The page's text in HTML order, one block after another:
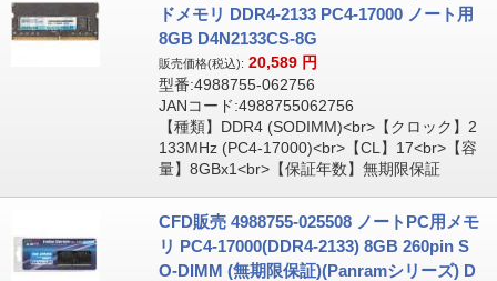
ドメモリ DDR4-2133 PC4-17000 ノート用
8GB D4N2133CS-8G
販売価格(税込): 20,589 円
型番:4988755-062756
JANコード:4988755062756
【種類】DDR4 (SODIMM)<br>【クロック】2
133MHz (PC4-17000)<br>【CL】17<br>【容
量】8GBx1<br>【保証年数】無期限保証
CFD販売 4988755-025508 ノートPC用メモ
リ PC4-17000(DDR4-2133) 8GB 260pin S
O-DIMM (無期限保証)(Panramシリーズ) D